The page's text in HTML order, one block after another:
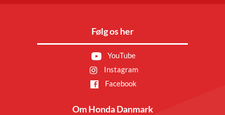
Følg os her
YouTube
Instagram
Facebook
Om Honda Danmark